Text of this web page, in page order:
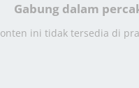
Gabung dalam
ini tidak tersedia di